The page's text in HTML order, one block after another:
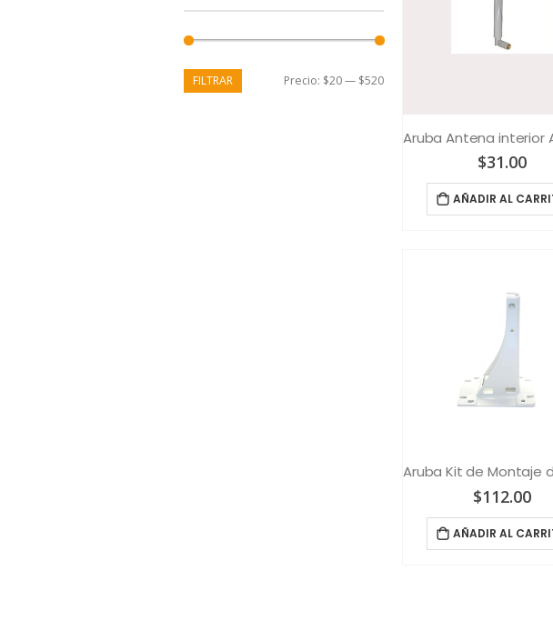
$31.00
AÑADIR AL
$112.00
AÑADIR AL
FILTRAR Precio: $20— $520